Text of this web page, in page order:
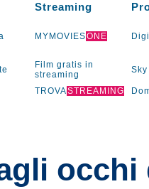
Streaming
MYMOVIESONE
Film gratis in
streaming
Sky
TROVASTREAMING